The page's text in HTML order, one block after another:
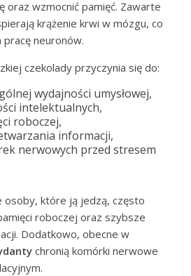
oraz wzmocnić pamięć. Zawarte
krążenie krwi w mózgu, co
pracę neuronów.
czekolady przyczynia się do:
wydajności umysłowej,
intelektualnych,
roboczej,
informacji,
nerwowych przed stresem
osoby, które ją jedzą, często
roboczej oraz szybsze
Dodatkowo, obecne w
chronią komórki nerwowe